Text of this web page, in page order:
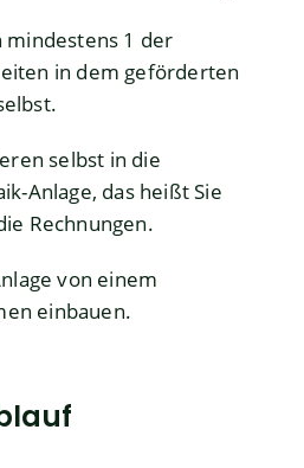
mindestens 1 der
in dem geförderten
selbst in die
Anlage, das heißt Sie
Rechnungen.
von einem
einbauen.